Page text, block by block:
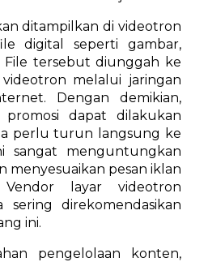
ditampilkan di videotron
digital seperti gambar,
File tersebut diunggah ke
melalui jaringan
Dengan demikian,
dapat dilakukan
perlu turun langsung ke
sangat menguntungkan
menyesuaikan pesan iklan
Vendor layar videotron
sering direkomendasikan
ini.
pengelolaan konten,